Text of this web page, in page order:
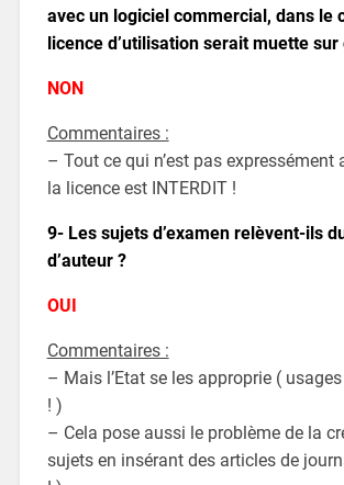
avec un logiciel commercial, dans le
licence d’utilisation serait muette sur
NON
Commentaires :
– Tout ce qui n’est pas expressément
la licence est INTERDIT !
9- Les sujets d’examen relèvent-ils
d’auteur ?
OUI
Commentaires :
– Mais l’Etat se les approprie (
! )
– Cela pose aussi le problème de la
sujets en insérant des articles de